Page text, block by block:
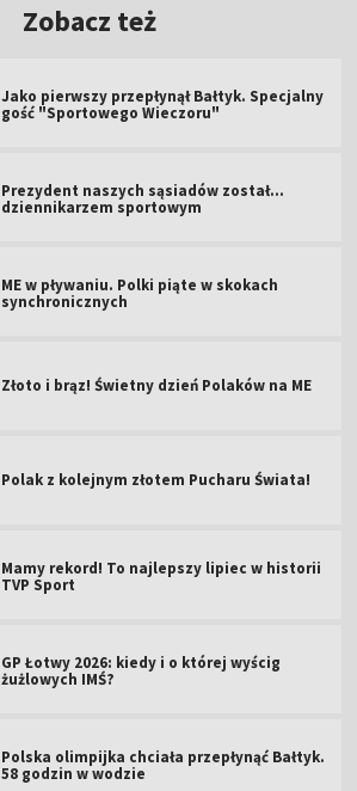
Zobacz też
Jako pierwszy przepłynął Bałtyk. Specjalny
gość "Sportowego Wieczoru"
Prezydent naszych sąsiadów został...
dziennikarzem sportowym
ME w pływaniu. Polki piąte w skokach
synchronicznych
Złoto i brąz! Świetny dzień Polaków na ME
Polak z kolejnym złotem Pucharu Świata!
Mamy rekord! To najlepszy lipiec w historii
TVP Sport
GP Łotwy 2026: kiedy i o której wyścig
żużlowych IMŚ?
Polska olimpijka chciała przepłynąć Bałtyk.
58 godzin w wodzie